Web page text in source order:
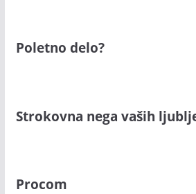
Poletno delo?
Strokovna nega vaših
Procom